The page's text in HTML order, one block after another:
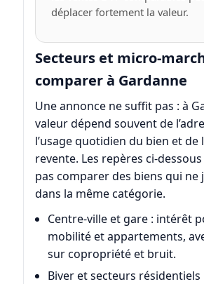
déplacer fortement la valeur.
Secteurs et micro-
comparer à Gardanne
Une annonce ne suffit pas : à
valeur dépend souvent de
l’usage quotidien du bien et de
revente. Les repères ci-
pas comparer des biens qui ne
dans la même catégorie.
Centre-ville et gare : intérêt
mobilité et appartements,
sur copropriété et bruit.
Biver et secteurs résidentiels